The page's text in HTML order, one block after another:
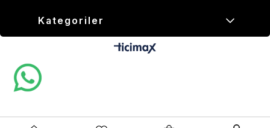
Kategoriler